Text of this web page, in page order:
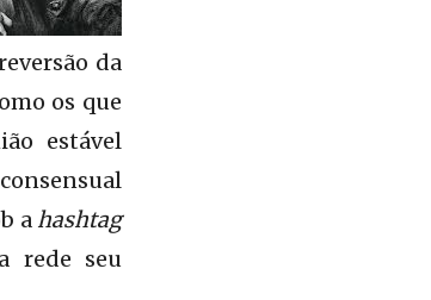
da
os que
estável
a hashtag
rede seu